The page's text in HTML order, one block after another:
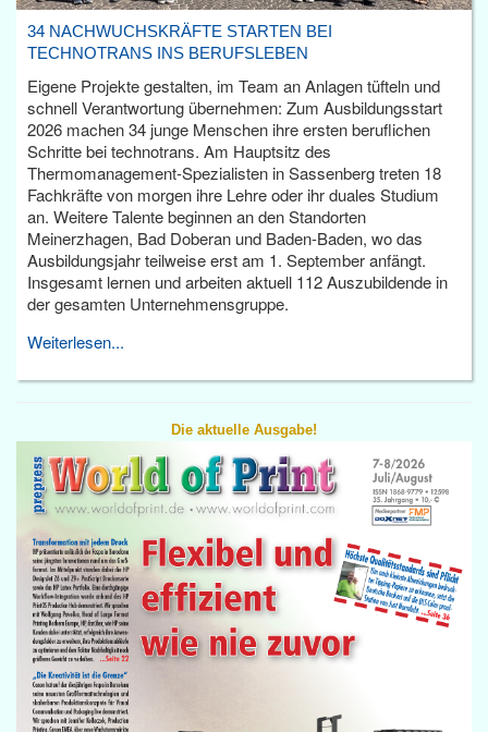
34 NACHWUCHSKRÄFTE STARTEN BEI
TECHNOTRANS INS BERUFSLEBEN
Eigene Projekte gestalten, im Team an Anlagen tüfteln und
schnell Verantwortung übernehmen: Zum Ausbildungsstart
2026 machen 34 junge Menschen ihre ersten beruflichen
Schritte bei technotrans. Am Hauptsitz des
Thermomanagement-Spezialisten in Sassenberg treten 18
Fachkräfte von morgen ihre Lehre oder ihr duales Studium
an. Weitere Talente beginnen an den Standorten
Meinerzhagen, Bad Doberan und Baden-Baden, wo das
Ausbildungsjahr teilweise erst am 1. September anfängt.
Insgesamt lernen und arbeiten aktuell 112 Auszubildende in
der gesamten Unternehmensgruppe.
Weiterlesen...
Die aktuelle Ausgabe!